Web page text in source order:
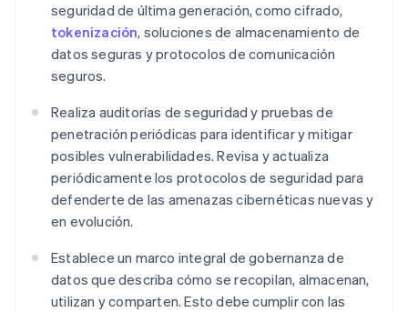
seguridad de última generación, como cifrado,
tokenización, soluciones de almacenamiento de
datos seguras y protocolos de comunicación
seguros.
Realiza auditorías de seguridad y pruebas de
penetración periódicas para identificar y mitigar
posibles vulnerabilidades. Revisa y actualiza
periódicamente los protocolos de seguridad para
defenderte de las amenazas cibernéticas nuevas y
en evolución.
Establece un marco integral de gobernanza de
datos que describa cómo se recopilan, almacenan,
utilizan y comparten. Esto debe cumplir con las